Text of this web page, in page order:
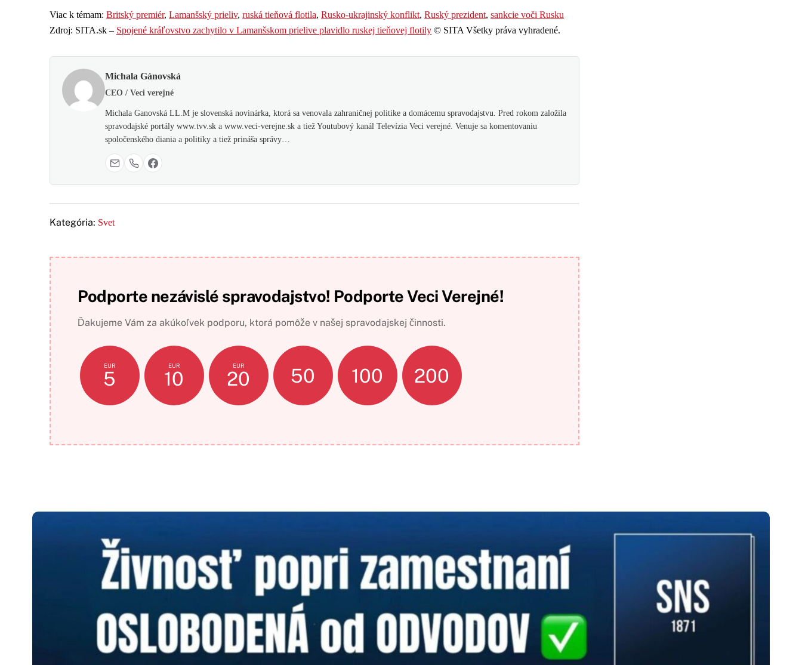
Viac k témam:Britský premiér,Lamanšský prieliv,ruská tieňová flotila,Rusko-ukrajinský konflikt,Ruský prezident,sankcie voči Rusku
Zdroj: SITA.sk – Spojené kráľovstvo zachytilo v Lamanšskom prielive plavidlo ruskej tieňovej flotily © SITA Všetky práva vyhradené.
Michala Gánovská
CEO / Veci verejné
Michala Ganovská LL.M je slovenská novinárka, ktorá sa venovala zahraničnej politike a domácemu spravodajstvu. Pred rokom založila
spravodajské portály www.tvv.sk a www.veci-verejne.sk a tiež Youtubový kanál Televízia Veci verejné. Venuje sa komentovaniu
spoločenského diania a politiky a tiež prináša správy…
Kategória: Svet
Podporte nezávislé spravodajstvo! Podporte Veci Verejné!
Ďakujeme Vám za akúkoľvek podporu, ktorá pomôže v našej spravodajskej činnosti.
EUR
5
EUR
10
EUR
20 50 100 200